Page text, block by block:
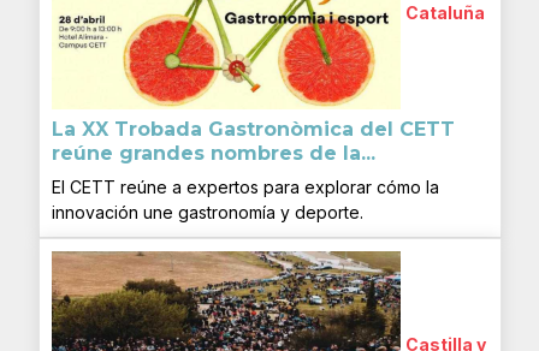
Cataluña
La XX Trobada Gastronòmica del CETT
reúne grandes nombres de la...
El CETT reúne a expertos para explorar cómo la
innovación une gastronomía y deporte.
Castilla y